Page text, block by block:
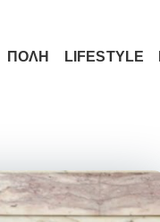
ΠΟΛΗ LIFESTYLE